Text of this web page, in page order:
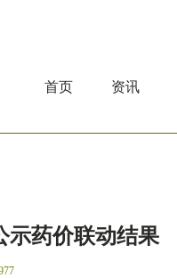
首页 资讯
示药价联动结果